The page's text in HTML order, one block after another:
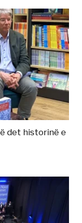
det historinë e